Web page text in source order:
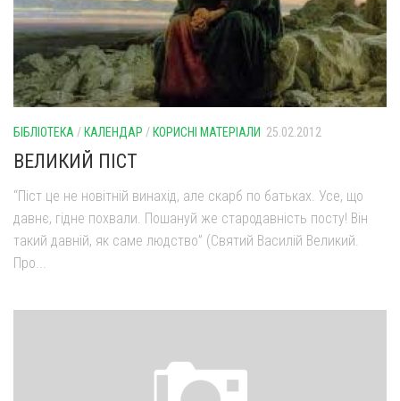
БІБЛІОТЕКА / КАЛЕНДАР / КОРИСНІ МАТЕРІАЛИ 25.02.2012
ВЕЛИКИЙ ПІСТ
“Піст це не новітній винахід, але скарб по батьках. Усе, що
давнє, гідне похвали. Пошануй же стародав­ність посту! Він
такий давній, як саме людство” (Святий Василій Великий.
Про...